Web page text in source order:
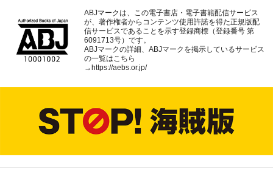
ABJマークは、この電子書店・電子書籍配信サービス
が、著作権者からコンテンツ使用許諾を得た正規版配
信サービスであることを示す登録商標（登録番号 第
6091713号）です。
ABJマークの詳細、ABJマークを掲示しているサービス
の一覧はこちら
→ https://aebs.or.jp/